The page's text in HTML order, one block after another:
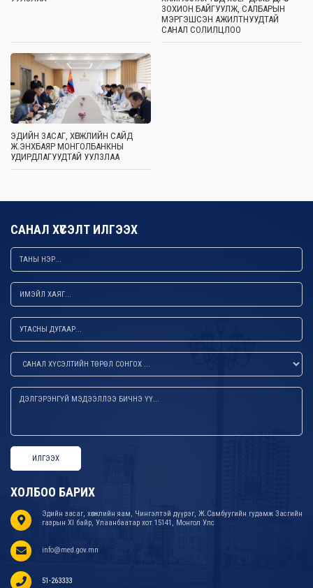
ЗОХИОН БАЙГУУЛЖ, САЛБАРЫН
МЭРГЭШСЭН АЖИЛТНУУДТАЙ
САНАЛ СОЛИЛЦЛОО
ЭДИЙН ЗАСАГ, ХӨГЖЛИЙН САЙД
Ж.ЭНХБАЯР МОНГОЛБАНКНЫ
УДИРДЛАГУУДТАЙ УУЛЗЛАА
САНАЛ ХҮСЭЛТ ИЛГЭЭХ
ИЛГЭЭХ
ХОЛБОО БАРИХ
Эдийн засаг, хөгжлийн яам, Чингэлтэй дүүрэг, Ж.Самбуугийн гудамж Засгийн
газрын XI байр, Улаанбаатар хот 15141, Монгол Улс
info@med.gov.mn
51-263333